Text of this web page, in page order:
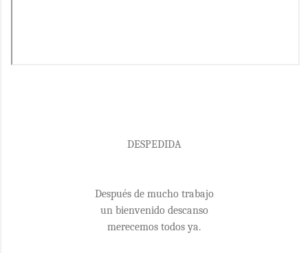
DESPEDIDA
Después de mucho trabajo
un bienvenido descanso
merecemos todos ya.